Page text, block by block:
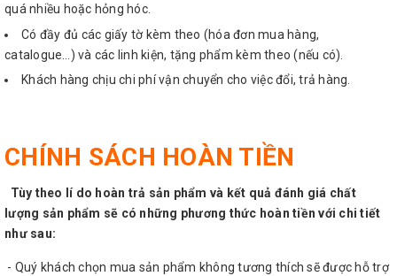
quá nhiều hoặc hỏng hóc.
Có đầy đủ các giấy tờ kèm theo (hóa đơn mua hàng,
catalogue…) và các linh kiện, tặng phẩm kèm theo (nếu có).
Khách hàng chịu chi phí vận chuyển cho việc đổi, trả hàng.
CHÍNH SÁCH HOÀN TIỀN
Tùy theo lí do hoàn trả sản phẩm và kết quả đánh giá chất
lượng sản phẩm sẽ có những phương thức hoàn tiền với chi tiết
như sau:
- Quý khách chọn mua sản phẩm không tương thích sẽ được hỗ trợ